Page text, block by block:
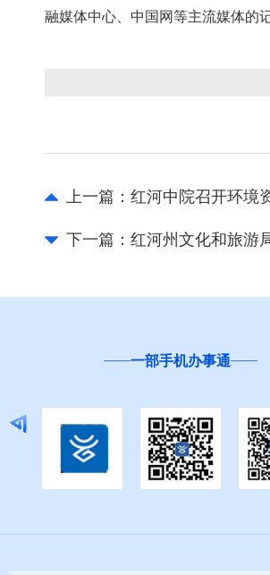
融媒体中心、中国网等主流媒体的
上一篇： 红河中院召开环境
下一篇： 红河州文化和旅游
“互联网+督查”